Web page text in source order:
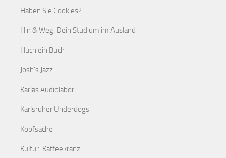
Haben Sie Cookies?
Hin & Weg: Dein Studium im Ausland
Huch ein Buch
Josh's Jazz
Karlas Audiolabor
Karlsruher Underdogs
Kopfsache
Kultur-Kaffeekranz